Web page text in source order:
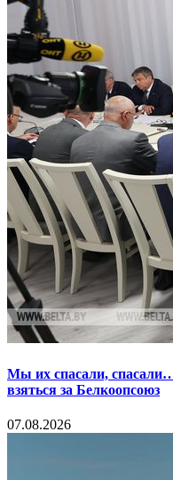
Мы их спасали,
взяться за Белкоопсоюз
07.08.2026